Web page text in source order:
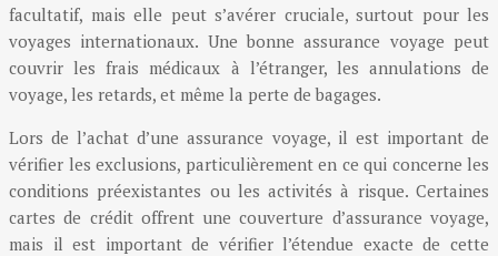
facultatif, mais elle peut s’avérer cruciale, surtout pour les
voyages internationaux. Une bonne assurance voyage peut
couvrir les frais médicaux à l’étranger, les annulations de
voyage, les retards, et même la perte de bagages.
Lors de l’achat d’une assurance voyage, il est important de
vérifier les exclusions, particulièrement en ce qui concerne les
conditions préexistantes ou les activités à risque. Certaines
cartes de crédit offrent une couverture d’assurance voyage,
mais il est important de vérifier l’étendue exacte de cette